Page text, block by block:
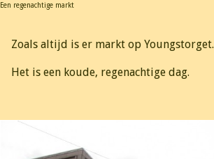
Een regenachtige markt
Zoals altijd is er markt op Youngstorget.
Het is een koude, regenachtige dag.